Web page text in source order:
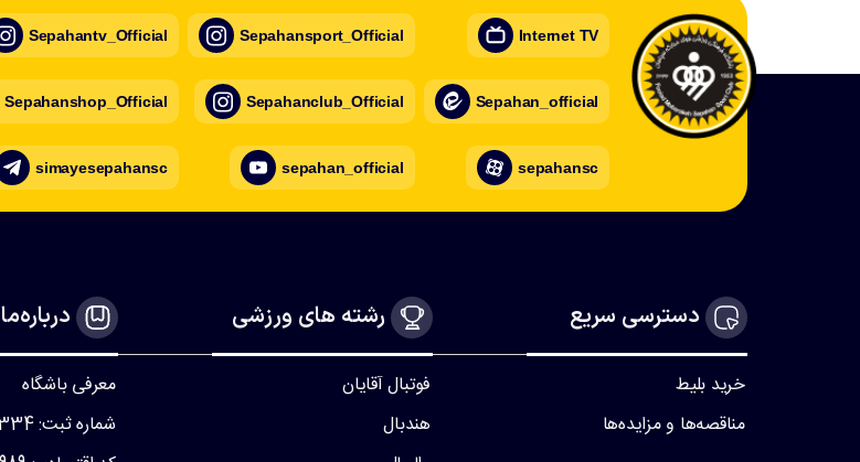
Sepahantv_Official
Sepahanshop_Official
simayesepahansc
Sepahansport_Official
Sepahanclub_Official
sepahan_official
Internet TV
Sepahan_official
sepahansc
دسترسی سریع
خرید بلیط
مناقصه‌ها و مزایده‌ها
رشته های ورزشی
فوتبال آقایان
هندبال
درباره‌ما
معرفی باشگاه
شماره ثبت: 34334